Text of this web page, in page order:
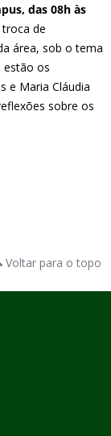
das 08h às
de
área, sob o tema
estão os
e Maria Cláudia
sobre os
Voltar para o topo